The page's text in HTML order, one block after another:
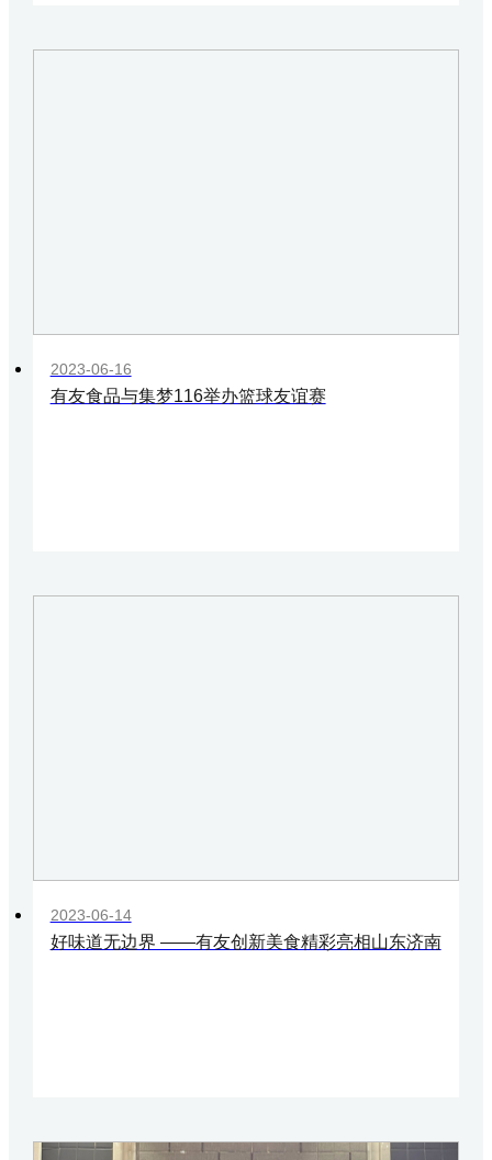
2023-06-16
有友食品与集梦116举办篮球友谊赛
2023-06-14
好味道无边界 ——有友创新美食精彩亮相山东济南